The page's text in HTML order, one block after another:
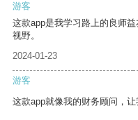
游客
这款app是我学习路上的良师
视野。
2024-01-23
游客
这款app就像我的财务顾问，让